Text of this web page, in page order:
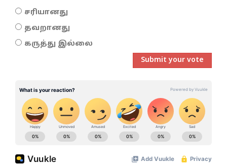
சரியானது
தவறானது
கருத்து இல்லை
Submit your vote